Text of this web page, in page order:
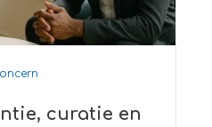
curatie en